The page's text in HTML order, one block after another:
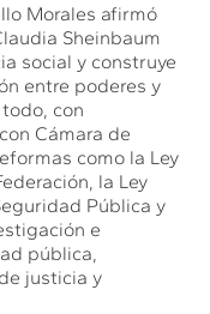
Morales afirmó
Sheinbaum
social y construye
entre poderes y
con
Cámara de
como la Ley
la Ley
Pública y
e
pública,
justicia y